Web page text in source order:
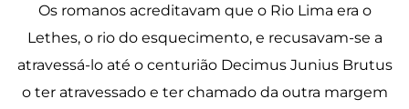
Os romanos acreditavam que o Rio Lima era o
Lethes, o rio do esquecimento, e recusavam-se a
atravessá-lo até o centurião Decimus Junius Brutus
o ter atravessado e ter chamado da outra margem